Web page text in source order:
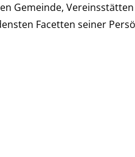
Gemeinde,
Facetten seiner